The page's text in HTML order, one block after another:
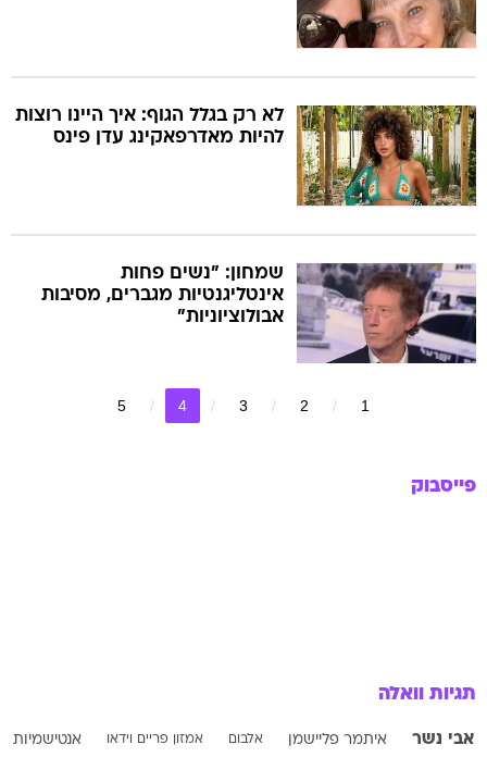
לא רק בגלל הגוף: איך היינו רוצות
להיות מאדרפאקינג עדן פינס
שמחון: "נשים פחות
אינטליגנטיות מגברים, מסיבות
אבולוציוניות"
1
2
3
4
5
פייסבוק
תגיות וואלה
אבי נשר איתמר פליישמן אלבום אמזון פריים וידאו אנטישמיות